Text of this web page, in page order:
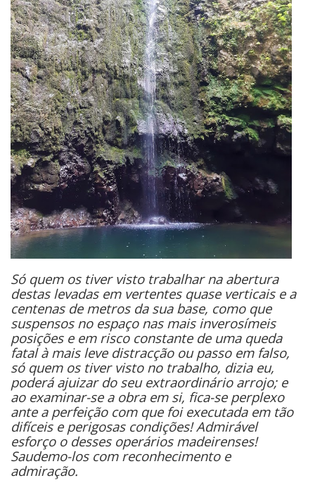
Só quem os tiver visto trabalhar na abertura
destas levadas em vertentes quase verticais e a
centenas de metros da sua base, como que
suspensos no espaço nas mais inverosímeis
posições e em risco constante de uma queda
fatal à mais leve distracção ou passo em falso,
só quem os tiver visto no trabalho, dizia eu,
poderá ajuizar do seu extraordinário arrojo; e
ao examinar-se a obra em si, fica-se perplexo
ante a perfeição com que foi executada em tão
difíceis e perigosas condições! Admirável
esforço o desses operários madeirenses!
Saudemo-los com reconhecimento e
admiração.